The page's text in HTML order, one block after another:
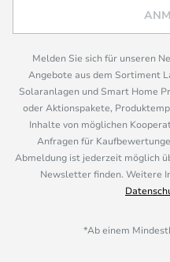
Melden Sie sich für unseren
Angebote aus dem Sortiment
Solaranlagen und Smart Home
oder Aktionspakete,
Inhalte von möglichen
Anfragen für
Abmeldung ist jederzeit möglich
Newsletter finden. Weitere
*Ab einem